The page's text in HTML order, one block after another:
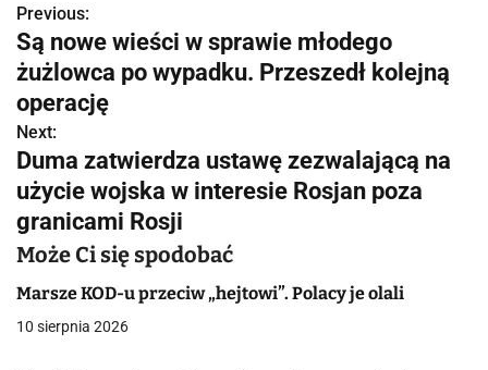
N
a
w
i
g
a
c
j
Previous:
Są nowe wieści w sprawie młodego
żużlowca po wypadku. Przeszedł kolejną
operację
Next:
Duma zatwierdza ustawę zezwalającą na
użycie wojska w interesie Rosjan poza
granicami Rosji
Może Ci się spodobać
Marsze KOD-u przeciw „hejtowi”. Polacy je olali
10 sierpnia 2026